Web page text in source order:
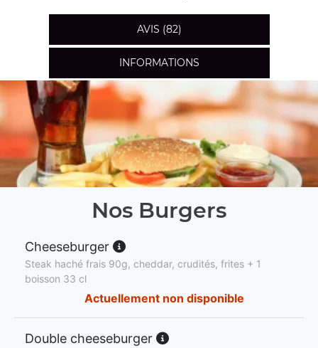
AVIS (82)
INFORMATIONS
Nos Burgers
Cheeseburger
Steak haché frais 90g, cheddar, crudités, frites + 1
boisson 33 cl
Actuellement non disponible
Double cheeseburger